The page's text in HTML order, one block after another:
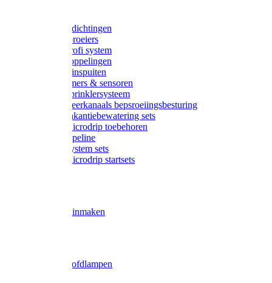
Gardena afdichtingen
Gardena sproeiers
Gardena Profi system
Gardena koppelingen
Gardena tuinspuiten
Gardena timers & sensoren
Gardena Sprinklersysteem
Gardena meerkanaals bepsroeiingsbesturing
Gardena vakantiebewatering sets
Gardena Microdrip toebehoren
Gardena Pipeline
Gardena System sets
Gardena Microdrip startsets
Wecken & inmaken
Zak- & Hoofdlampen